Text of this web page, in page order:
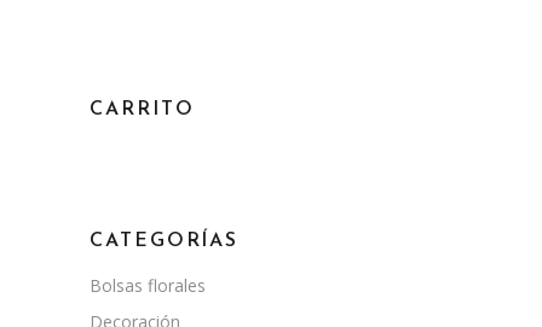
CARRITO
CATEGORÍAS
Bolsas florales
Decoración